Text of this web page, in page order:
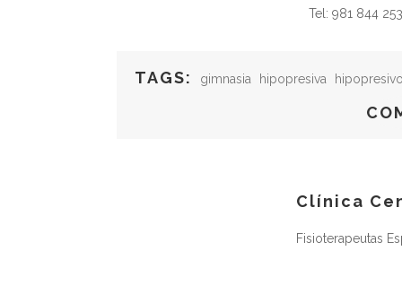
Tel: 981 844 253
TAGS: gimnasia hipopresiva
Clínica
Fisioterapeutas